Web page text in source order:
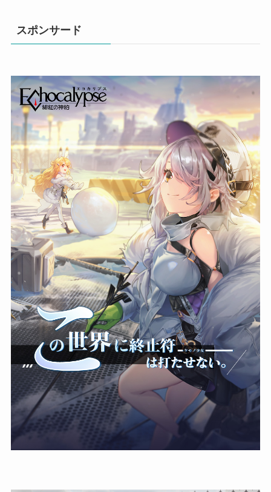
スポンサード